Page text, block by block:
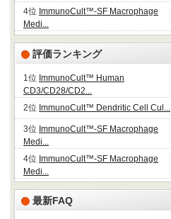
4位 ImmunoCult™-SF Macrophage
Medi...
評価ランキング
1位 ImmunoCult™ Human
CD3/CD28/CD2...
2位 ImmunoCult™ Dendritic Cell Cul...
3位 ImmunoCult™-SF Macrophage
Medi...
4位 ImmunoCult™-SF Macrophage
Medi...
最新FAQ